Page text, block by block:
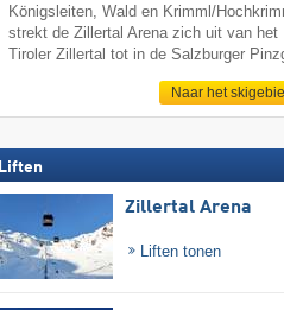
Königsleiten, Wald en Krimml/
strekt de Zillertal Arena zich uit van het
Tiroler Zillertal tot in de Salzburger
Naar het
Liften
Zillertal Arena
Liften tonen